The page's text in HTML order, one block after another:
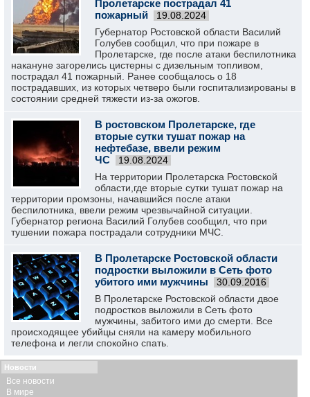
Пролетарске пострадал 41
пожарный
19.08.2024
Губернатор Ростовской области Василий
Голубев сообщил, что при пожаре в
Пролетарске, где после атаки беспилотника
накануне загорелись цистерны с дизельным топливом,
пострадал 41 пожарный. Ранее сообщалось о 18
пострадавших, из которых четверо были госпитализированы в
состоянии средней тяжести из-за ожогов.
В ростовском Пролетарске, где
вторые сутки тушат пожар на
нефтебазе, ввели режим
ЧС
19.08.2024
На территории Пролетарска Ростовской
области,где вторые сутки тушат пожар на
территории промзоны, начавшийся после атаки
беспилотника, ввели режим чрезвычайной ситуации.
Губернатор региона Василий Голубев сообщил, что при
тушении пожара пострадали сотрудники МЧС.
В Пролетарске Ростовской области
подростки выложили в Сеть фото
убитого ими мужчины
30.09.2016
В Пролетарске Ростовской области двое
подростков выложили в Сеть фото
мужчины, забитого ими до смерти. Все
происходящее убийцы сняли на камеру мобильного
телефона и легли спокойно спать.
Новости
Все новости
В мире